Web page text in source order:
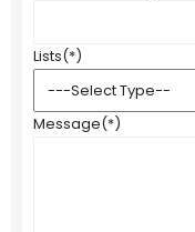
Lists(*)
Message(*)